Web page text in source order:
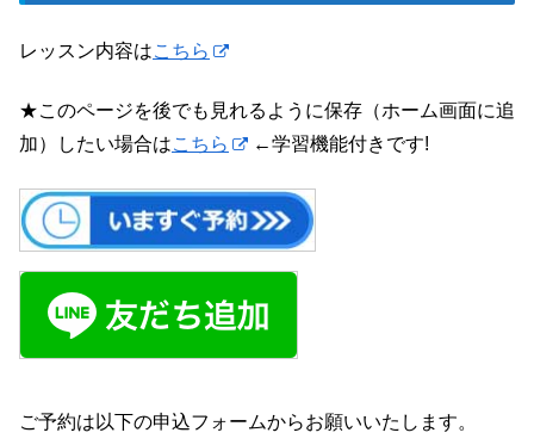
レッスン内容はこちら
★このページを後でも見れるように保存（ホーム画面に追
加）したい場合はこちら ←学習機能付きです!
ご予約は以下の申込フォームからお願いいたします。